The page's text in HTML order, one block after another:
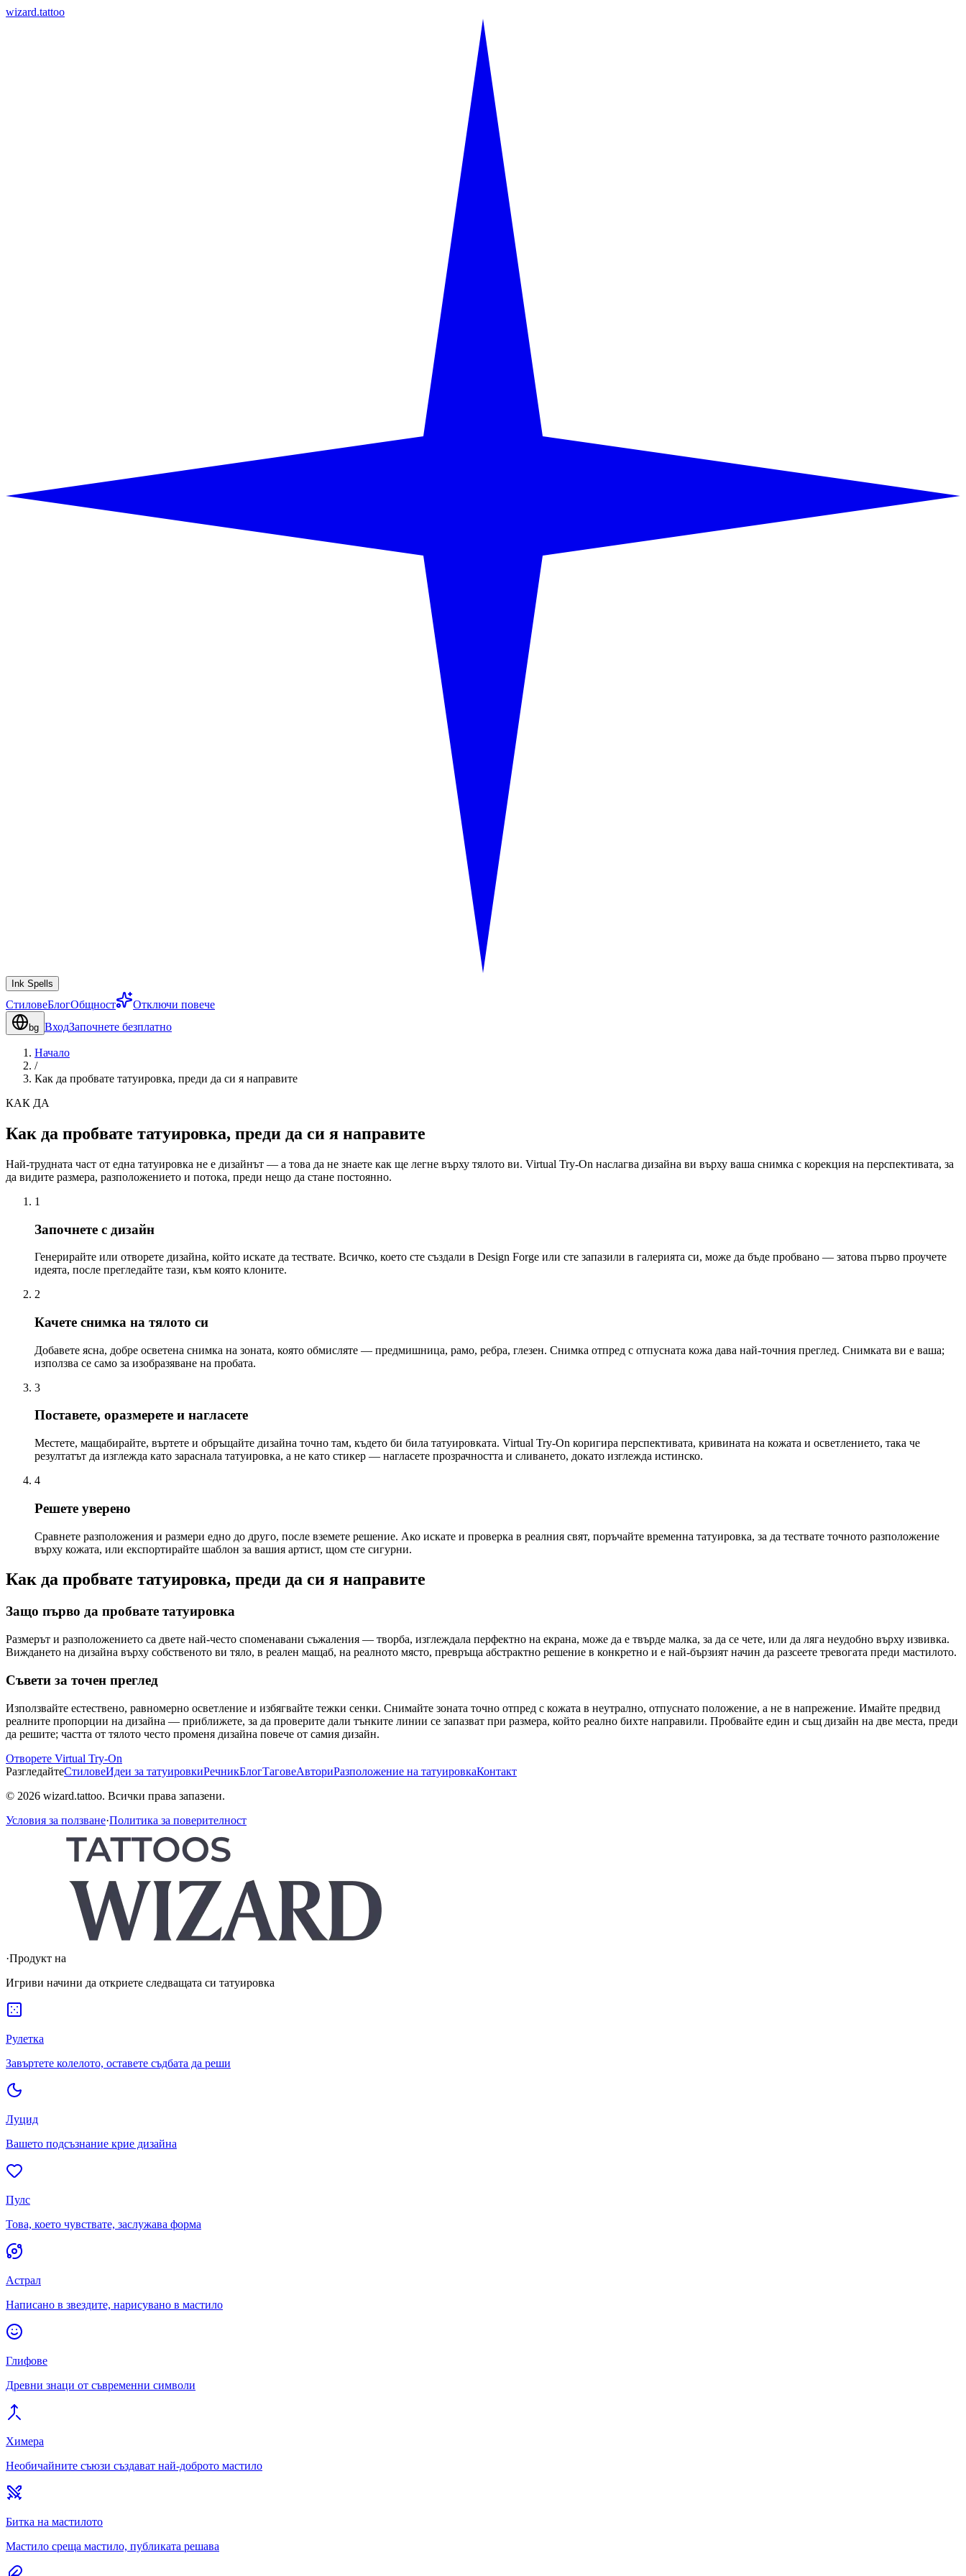
wizard.tattoo
Ink Spells
СтиловеБлогОбщност Отключи повече
bg ВходЗапочнете безплатно
Начало
/
Как да пробвате татуировка, преди да си я направите
КАК ДА
Как да пробвате татуировка, преди да си я направите
Най-трудната част от една татуировка не е дизайнът — а това да не знаете как ще легне върху тялото ви. Virtual Try-On наслагва дизайна ви върху ваша снимка с корекция на перспективата, за
да видите размера, разположението и потока, преди нещо да стане постоянно.
1
Започнете с дизайн
Генерирайте или отворете дизайна, който искате да тествате. Всичко, което сте създали в Design Forge или сте запазили в галерията си, може да бъде пробвано — затова първо проучете
идеята, после прегледайте тази, към която клоните.
2
Качете снимка на тялото си
Добавете ясна, добре осветена снимка на зоната, която обмисляте — предмишница, рамо, ребра, глезен. Снимка отпред с отпусната кожа дава най-точния преглед. Снимката ви е ваша;
използва се само за изобразяване на пробата.
3
Поставете, оразмерете и нагласете
Местете, мащабирайте, въртете и обръщайте дизайна точно там, където би била татуировката. Virtual Try-On коригира перспективата, кривината на кожата и осветлението, така че
резултатът да изглежда като зараснала татуировка, а не като стикер — нагласете прозрачността и сливането, докато изглежда истинско.
4
Решете уверено
Сравнете разположения и размери едно до друго, после вземете решение. Ако искате и проверка в реалния свят, поръчайте временна татуировка, за да тествате точното разположение
върху кожата, или експортирайте шаблон за вашия артист, щом сте сигурни.
Как да пробвате татуировка, преди да си я направите
Защо първо да пробвате татуировка
Размерът и разположението са двете най-често споменавани съжаления — творба, изглеждала перфектно на екрана, може да е твърде малка, за да се чете, или да ляга неудобно върху извивка.
Виждането на дизайна върху собственото ви тяло, в реален мащаб, на реалното място, превръща абстрактно решение в конкретно и е най-бързият начин да разсеете тревогата преди мастилото.
Съвети за точен преглед
Използвайте естествено, равномерно осветление и избягвайте тежки сенки. Снимайте зоната точно отпред с кожата в неутрално, отпуснато положение, а не в напрежение. Имайте предвид
реалните пропорции на дизайна — приближете, за да проверите дали тънките линии се запазват при размера, който реално бихте направили. Пробвайте един и същ дизайн на две места, преди
да решите; частта от тялото често променя дизайна повече от самия дизайн.
Отворете Virtual Try-On
РазгледайтеСтиловеИдеи за татуировкиРечникБлогТаговеАвториРазположение на татуировкаКонтакт
© 2026 wizard.tattoo. Всички права запазени.
Условия за ползване·Политика за поверителност
·Продукт на
Игриви начини да откриете следващата си татуировка
Рулетка
Завъртете колелото, оставете съдбата да реши
Луцид
Вашето подсъзнание крие дизайна
Пулс
Това, което чувствате, заслужава форма
Астрал
Написано в звездите, нарисувано в мастило
Глифове
Древни знаци от съвременни символи
Химера
Необичайните съюзи създават най-доброто мастило
Битка на мастилото
Мастило среща мастило, публиката решава